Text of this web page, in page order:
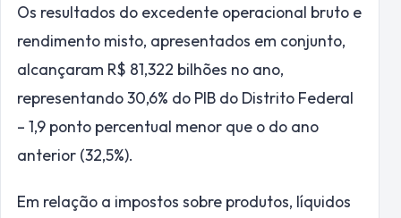
Os resultados do excedente operacional bruto e
rendimento misto, apresentados em conjunto,
alcançaram R$ 81,322 bilhões no ano,
representando 30,6% do PIB do Distrito Federal
– 1,9 ponto percentual menor que o do ano
anterior (32,5%).
Em relação a impostos sobre produtos, líquidos